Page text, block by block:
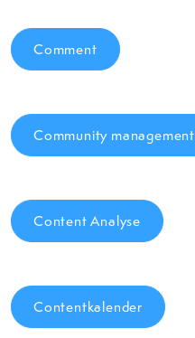
Comment
Community management
Content Analyse
Contentkalender